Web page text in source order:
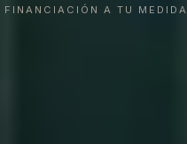
FINANCIACIÓN A TU MEDIDA